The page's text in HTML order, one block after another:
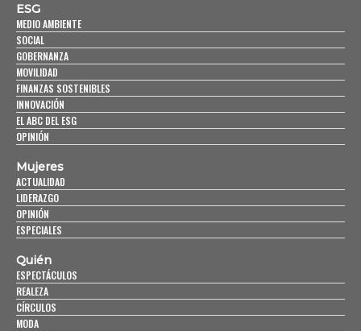
ESG
MEDIO AMBIENTE
SOCIAL
GOBERNANZA
MOVILIDAD
FINANZAS SOSTENIBLES
INNOVACIÓN
EL ABC DEL ESG
OPINIÓN
Mujeres
ACTUALIDAD
LIDERAZGO
OPINIÓN
ESPECIALES
Quién
ESPECTÁCULOS
REALEZA
CÍRCULOS
MODA